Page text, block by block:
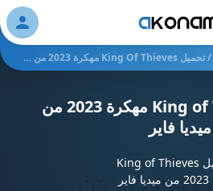
/تحميل King Of Thieves‏ مهكرة 2023 من ميديا فاير
تحميل King of Thieves‏ مهكرة 2023 من
ميديا فاير